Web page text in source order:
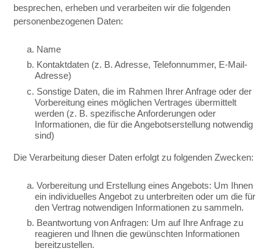
besprechen, erheben und verarbeiten wir die folgenden
personenbezogenen Daten:
a. Name
b. Kontaktdaten (z. B. Adresse, Telefonnummer, E-Mail-
Adresse)
c. Sonstige Daten, die im Rahmen Ihrer Anfrage oder der
Vorbereitung eines möglichen Vertrages übermittelt
werden (z. B. spezifische Anforderungen oder
Informationen, die für die Angebotserstellung notwendig
sind)
Die Verarbeitung dieser Daten erfolgt zu folgenden Zwecken:
a. Vorbereitung und Erstellung eines Angebots: Um Ihnen
ein individuelles Angebot zu unterbreiten oder um die für
den Vertrag notwendigen Informationen zu sammeln.
b. Beantwortung von Anfragen: Um auf Ihre Anfrage zu
reagieren und Ihnen die gewünschten Informationen
bereitzustellen.